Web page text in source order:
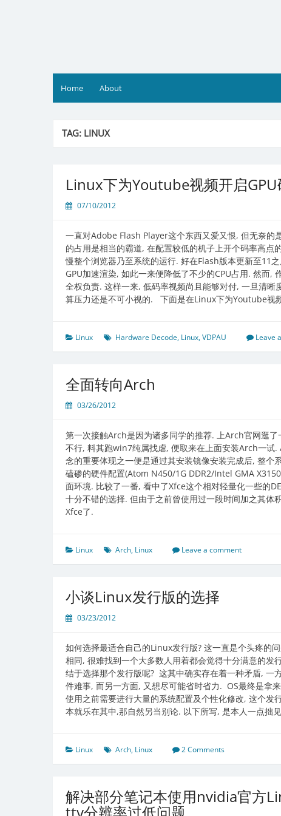
Home About
TAG: LINUX
Linux下为Youtube视频开启
07/10/2012
一直对Adobe Flash Player这个东西又爱又恨, 但无奈的
的占用是相当的霸道, 在配置较低的机子上开个码率高点
慢整个浏览器乃至系统的运行. 好在Flash版本更新至11
GPU加速渲染, 如此一来便降低了不少的CPU占用. 然而,
全权负责. 这样一来, 低码率视频尚且能够对付, 一旦清
算压力还是不可小视的. 下面是在Linux下为Youtube视
Linux Hardware Decode, Linux,VDPAU Leave
全面转向Arch
03/26/2012
第一次接触Arch是因为诸多同学的推荐. 上Arch官网逛
不行, 料其跑win7纯属找虐, 便取来在上面安装Arch一试
念的重要体现之一便是通过其安装镜像安装完成后, 整
磕碜的硬件配置(Atom N450/1G DDR2/Intel GMA
面环境. 比较了一番, 看中了Xfce这个相对轻量化一些的
十分不错的选择. 但由于之前曾使用过一段时间加之其
Xfce了.
Linux Arch, Linux Leave a comment
小谈Linux发行版的选择
03/23/2012
如何选择最适合自己的Linux发行版? 这一直是个头疼的
相同, 很难找到一个大多数人用着都会觉得十分满意的
结于选择那个发行版呢? 这其中确实存在着一种矛盾, 一
件难事, 而另一方面, 又想尽可能省时省力. OS最终是拿
使用之前需要进行大量的系统配置及个性化修改, 这个发
本就乐在其中,那自然另当别论. 以下所写, 是本人一点拙
Linux Arch, Linux 2 Comments
解决部分笔记本使用nvidia官方